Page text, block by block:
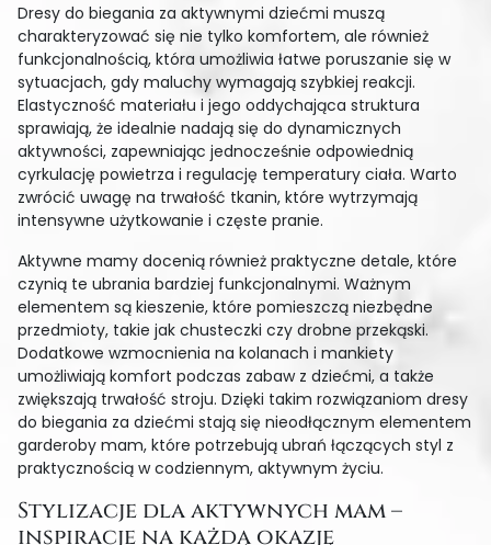
Dresy do biegania za aktywnymi dziećmi muszą
charakteryzować się nie tylko komfortem, ale również
funkcjonalnością, która umożliwia łatwe poruszanie się w
sytuacjach, gdy maluchy wymagają szybkiej reakcji.
Elastyczność materiału i jego oddychająca struktura
sprawiają, że idealnie nadają się do dynamicznych
aktywności, zapewniając jednocześnie odpowiednią
cyrkulację powietrza i regulację temperatury ciała. Warto
zwrócić uwagę na trwałość tkanin, które wytrzymają
intensywne użytkowanie i częste pranie.
Aktywne mamy docenią również praktyczne detale, które
czynią te ubrania bardziej funkcjonalnymi. Ważnym
elementem są kieszenie, które pomieszczą niezbędne
przedmioty, takie jak chusteczki czy drobne przekąski.
Dodatkowe wzmocnienia na kolanach i mankiety
umożliwiają komfort podczas zabaw z dziećmi, a także
zwiększają trwałość stroju. Dzięki takim rozwiązaniom dresy
do biegania za dziećmi stają się nieodłącznym elementem
garderoby mam, które potrzebują ubrań łączących styl z
praktycznością w codziennym, aktywnym życiu.
Stylizacje dla aktywnych mam –
inspiracje na każdą okazję